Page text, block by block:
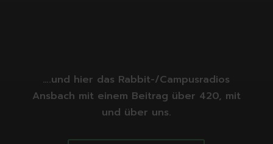
….und hier das Rabbit-/Campusradios
Ansbach mit einem Beitrag über 420, mit
und über uns.